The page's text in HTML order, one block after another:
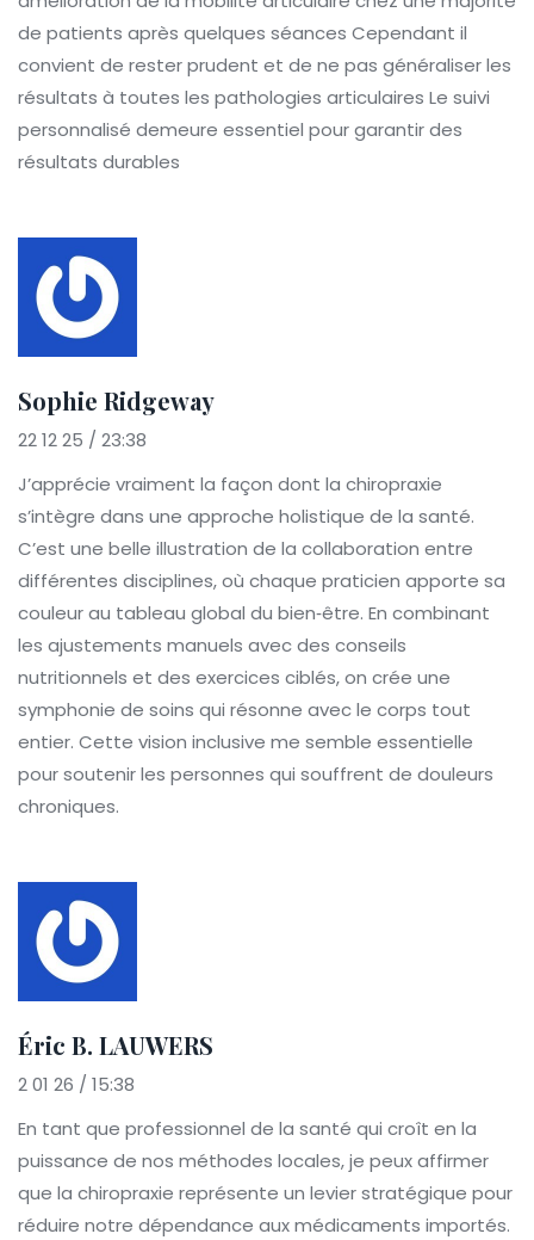
de patients après quelques séances Cependant il
convient de rester prudent et de ne pas généraliser les
résultats à toutes les pathologies articulaires Le suivi
personnalisé demeure essentiel pour garantir des
résultats durables
Sophie Ridgeway
22 12 25 / 23:38
J’apprécie vraiment la façon dont la chiropraxie
s’intègre dans une approche holistique de la santé.
C’est une belle illustration de la collaboration entre
différentes disciplines, où chaque praticien apporte sa
couleur au tableau global du bien‑être. En combinant
les ajustements manuels avec des conseils
nutritionnels et des exercices ciblés, on crée une
symphonie de soins qui résonne avec le corps tout
entier. Cette vision inclusive me semble essentielle
pour soutenir les personnes qui souffrent de douleurs
chroniques.
Éric B. LAUWERS
2 01 26 / 15:38
En tant que professionnel de la santé qui croît en la
puissance de nos méthodes locales, je peux affirmer
que la chiropraxie représente un levier stratégique pour
réduire notre dépendance aux médicaments importés.